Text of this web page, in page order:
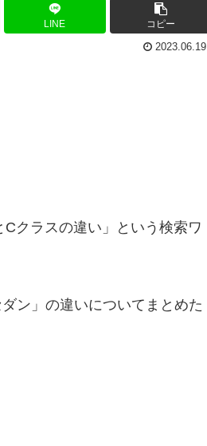
LINE コピー
2023.06.19
クラスの違い」という検索ワ
ン」の違いについてまとめた